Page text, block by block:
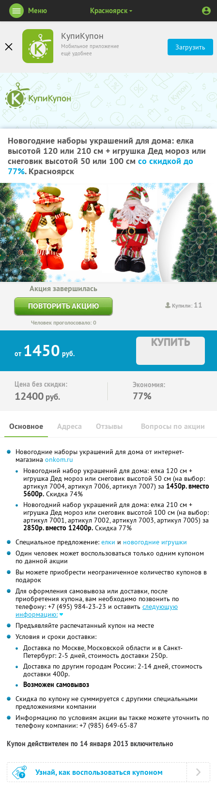
КупиКупон
Мобильное приложение
ещё удобнее
Загрузить
Меню Красноярск
Новогодние наборы украшений для дома: елка
высотой 120 или 210 см + игрушка Дед мороз или
снеговик высотой 50 или 100 см со скидкой до
77%. Красноярск
Купили: 11
Акция завершилась
ПОВТОРИТЬ АКЦИЮ
Человек проголосовало: 0
от 1450 руб.
КУПИТЬ
Цена без скидки:
12400 руб.
Экономия:
77%
Основное Отзывы Вопросы по акции
Адреса
Новогодние наборы украшений для дома от интернет-
магазина onkom.ru
Новогодний набор украшений для дома: елка 120 см +
игрушка Дед мороз или снеговик высотой 50 см (на выбор:
артикул 7004, артикул 7006, артикул 7007) за 1450р. вместо
5600р. Скидка 74%
Новогодний набор украшений для дома: елка 210 см +
игрушка Дед мороз или снеговик высотой 100 см (на выбор:
артикул 7001, артикул 7002, артикул 7003, артикул 7005) за
2850р. вместо 12400р. Скидка 77%
Специальное предложение: елки и новогодние игрушки
Один человек может воспользоваться только одним купоном
по данной акции
Вы можете приобрести неограниченное количество купонов в
подарок
Для оформления самовывоза или доставки, после
приобретения купона, вам необходимо позвонить по
телефону: +7 (495) 984-23-23 и оставить следующую
информацию:
Предъявляйте распечатанный купон на месте
Условия и сроки доставки:
Доставка по Москве, Московской области и в Санкт-
Петербург: 2-5 дней, стоимость доставки 250р.
Доставка по другим городам России: 2-14 дней, стоимость
доставки 400р.
Возможен самовывоз
Скидка по купону не суммируется с другими специальными
предложениями компании
Информацию по условиям акции вы также можете уточнить по
телефону компании: +7 (985) 649-65-87
Купон действителен по 14 января 2013 включительно
Узнай, как воспользоваться купоном